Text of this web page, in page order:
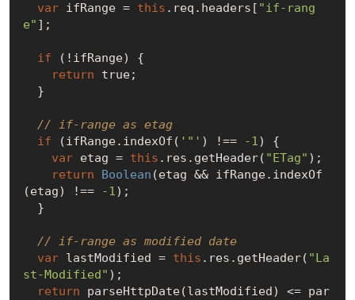
var ifRange = this .req.headers[ "if-rang
e" ];
if (!ifRange) {
return
true;
// if-range as etag
if (ifRange.indexOf( '"' ) !== -1) {
var etag = this .res.getHeader( "ETag" );
return
Boolean (etag && ifRange.indexOf
(etag) !==
-1);
// if-range as modified date
var lastModified = this .res.getHeader( "La
st-Modified" );
return parseHttpDate(lastModified) <= par